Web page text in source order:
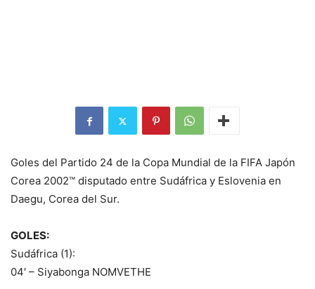
Goles del Partido 24 de la Copa Mundial de la FIFA Japón
Corea 2002™ disputado entre Sudáfrica y Eslovenia en
Daegu, Corea del Sur.
GOLES:
Sudáfrica (1):
04′ – Siyabonga NOMVETHE